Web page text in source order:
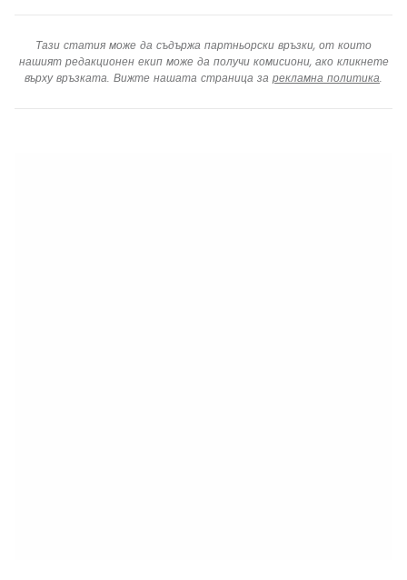
Тази статия може да съдържа партньорски връзки, от които
нашият редакционен екип може да получи комисиони, ако кликнете
върху връзката. Вижте нашата страница за рекламна политика.